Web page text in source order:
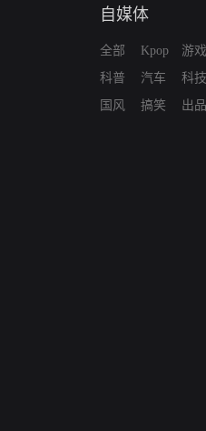
自媒体
全部
科普
国风
Kpop
汽车
搞笑
游戏
科技
出